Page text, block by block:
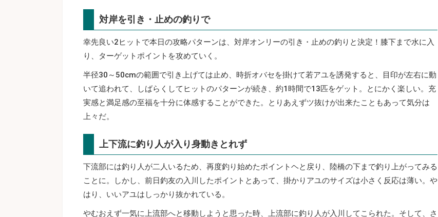
対岸を引き・止めの釣りで
幸先良い2ヒットで本日の攻略パターンは、対岸オンリーの引き・止めの釣りと決定！膝下まで水に入
り、ターゲットポイントを攻めていく。
半径30～50cmの範囲で引き上げては止め、時折オバセを掛けて若アユを誘発すると、目印が左右に動
いて追われて、しばらくしてヒットのパターンが続き、約1時間で13匹をゲット。とにかく楽しい。充
実感と満足感の至福を十分に体感することができた。とりあえずツ抜けが出来たこともあって気分は
上々だ。
上下流に釣り人が入り身動きとれず
下流部には釣り人が二人いるため、再度釣り始めたポイントヘと戻り、陸橋の下まで釣り上がってみる
ことに。しかし、前日釣友の入川したポイントとあって、掛かりアユのサイズは小さく反応は薄い。や
はり、いいアユはしっかり抜かれている。
やむおえず一気に上流部へと移動しようと思った時、上流部に釣り人が入川してこられた。そして、さ